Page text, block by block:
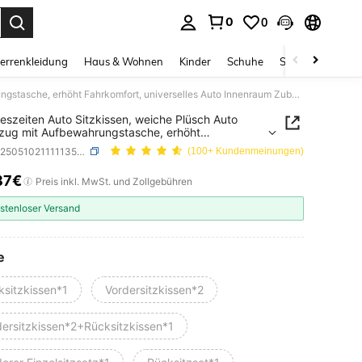
0 0
Haus & Wohnen Kinder Schuhe Schmuck &
4-Jahreszeiten Auto Sitzkissen, weiche Plüsch Auto Sitzbezug mit Aufbewahrungstasche, erhöht Fahrkomfort, universelles Auto Innenraum Zubehör, Memory-Schaum Sitzkissen
Auto Sitzkissen, weiche Plüsch Auto
mit Aufbewahrungstasche, erhöht
universelles Auto Innenraum Zubehör,
Schaum Sitzkissen
SKU: sq25051021111135157 (100+ Kundenmeinungen)
AND AVAILABILITY
Preis inkl. MwSt. und Zollgebühren
Versand
Vordersitzkissen*2